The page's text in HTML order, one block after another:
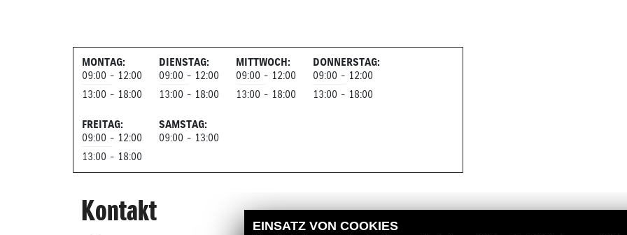
In Bezug auf die Lieferfähigkeit der
Wenn man an das Jahr 2020 denkt, ist
Was hieß das für uns?
MONTAG:
09:00 - 12:00
13:00 - 18:00
DIENSTAG:
09:00 - 12:00
13:00 - 18:00
MITTWOCH:
09:00 - 12:00
13:00 - 18:00
DONNERSTAG:
09:00 - 12:00
13:00 - 18:00
FREITAG:
09:00 - 12:00
13:00 - 18:00
SAMSTAG:
09:00 - 13:00
Kontakt EINSATZ VON COOKIES